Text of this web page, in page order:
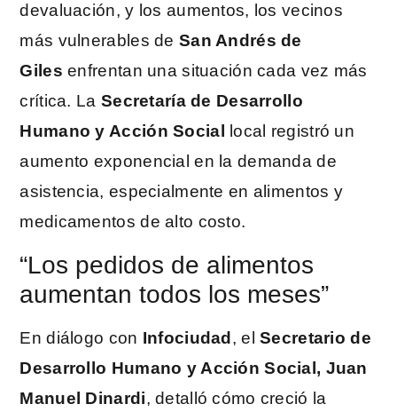
devaluación, y los aumentos, los vecinos
más vulnerables de San Andrés de
Giles enfrentan una situación cada vez más
crítica. La Secretaría de Desarrollo
Humano y Acción Social
local registró un
aumento exponencial en la demanda de
asistencia, especialmente en alimentos y
medicamentos de alto costo.
“Los pedidos de alimentos
aumentan todos los meses”
En diálogo con Infociudad, elSecretario de
Desarrollo Humano y Acción Social, Juan
Manuel Dinardi, detalló cómo creció la